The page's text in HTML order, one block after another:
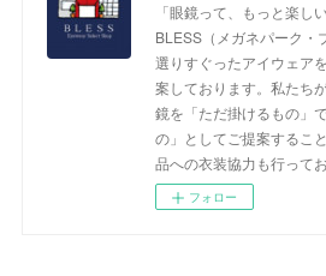
「眼鏡って、もっと楽し
BLESS（メガネパーク・
選りすぐったアイウェア
案しております。私たち
鏡を「ただ掛けるもの」
の」としてご提案するこ
品への衣装協力も行ってお
フォロー